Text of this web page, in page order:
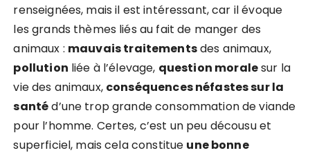
renseignées, mais il est intéressant, car il évoque
les grands thèmes liés au fait de manger des
animaux : mauvais traitementsdes animaux,
pollution liée à l’élevage, question moralesur la
vie des animaux, conséquences néfastes sur la
santéd’une trop grande consommation de viande
pour l’homme. Certes, c’est un peu décousu et
superficiel, mais cela constitue une bonne